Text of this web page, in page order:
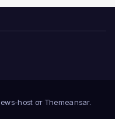
host от Themeansar.